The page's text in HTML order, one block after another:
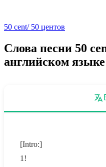
50 cent/ 50 центов
Слова песни 50
английском языке
[Intro:]
1!